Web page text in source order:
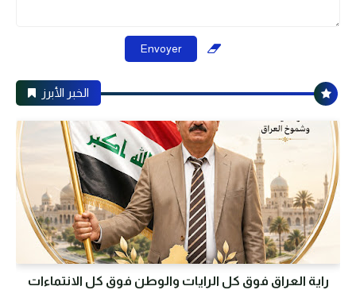
الخبر الأبرز
راية العراق فوق كل الرايات والوطن فوق كل الانتماءات